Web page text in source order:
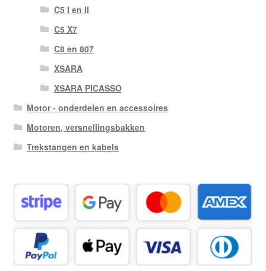
C5 I en II
C5 X7
C8 en 807
XSARA
XSARA PICASSO
Motor - onderdelen en accessoires
Motoren, versnellingsbakken
Trekstangen en kabels